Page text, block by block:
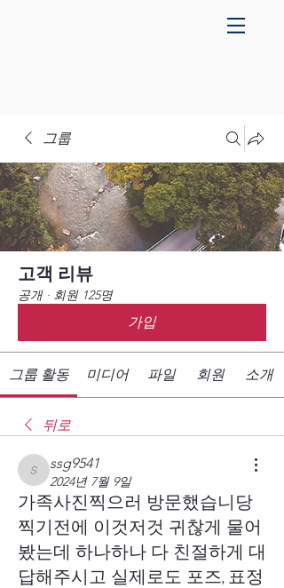
그룹
고객 리뷰
공개 · 회원 125명
가입
그룹 활동 미디어 파일 회원 소개
뒤로
ssg9541
ssg9541
2024년 7월 9일
가족사진찍으러 방문했습니당
찍기전에 이것저것 귀찮게 물어
봤는데 하나하나 다 친절하게 대
답해주시고 실제로도 포즈, 표정